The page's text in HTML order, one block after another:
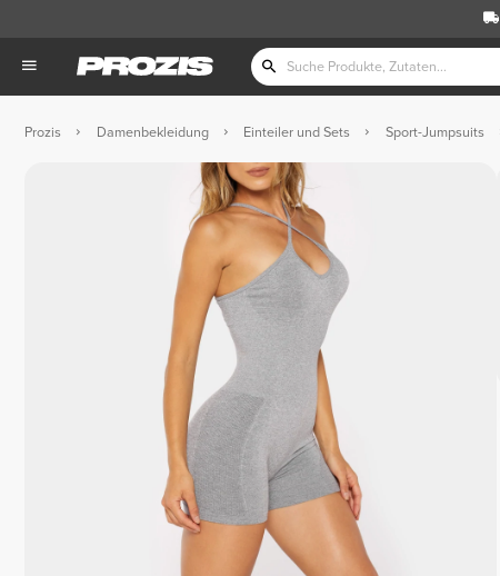
Prozis Damenbekleidung Einteiler und Sets Sport-Jumpsuits